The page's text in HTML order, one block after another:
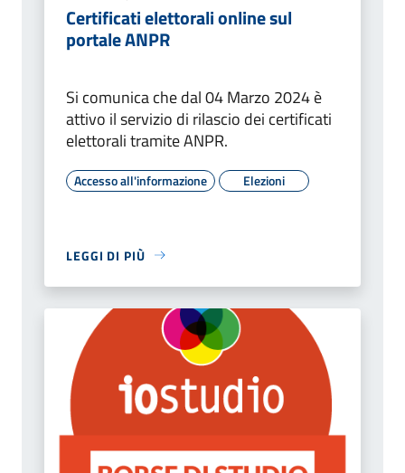
Certificati elettorali online sul
portale ANPR
Si comunica che dal 04 Marzo 2024 è
attivo il servizio di rilascio dei certificati
elettorali tramite ANPR.
Accesso all'informazione Elezioni
LEGGI DI PIÙ